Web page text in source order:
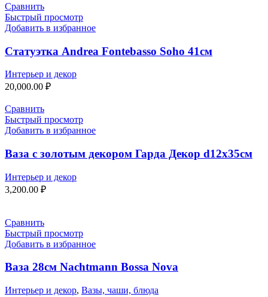
Сравнить
Быстрый просмотр
Добавить в избранное
Статуэтка Andrea Fontebasso Soho 41см
Интерьер и декор
20,000.00 ₽
Сравнить
Быстрый просмотр
Добавить в избранное
Ваза с золотым декором Гарда Декор d12x35см
Интерьер и декор
3,200.00 ₽
Сравнить
Быстрый просмотр
Добавить в избранное
Ваза 28см Nachtmann Bossa Nova
Интерьер и декор, Вазы, чаши, блюда